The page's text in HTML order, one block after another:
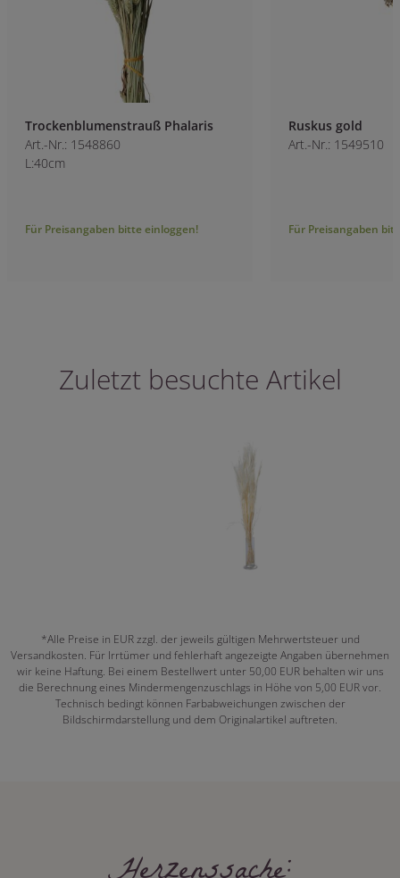
Trockenblumenstrauß Phalaris
Art.-Nr.: 1548860
L:40cm
Für Preisangaben bitte einloggen!
Ruskus gold
Art.-Nr.: 1549510
Für Preisangaben
Zuletzt besuchte Artikel
*Alle Preise in EUR zzgl. der jeweils gültigen Mehrwertsteuer und
Versandkosten. Für Irrtümer und fehlerhaft angezeigte Angaben übernehmen
wir keine Haftung. Bei einem Bestellwert unter 50,00 EUR behalten wir uns
die Berechnung eines Mindermengenzuschlags in Höhe von 5,00 EUR vor.
Technisch bedingt können Farbabweichungen zwischen der
Bildschirmdarstellung und dem Originalartikel auftreten.